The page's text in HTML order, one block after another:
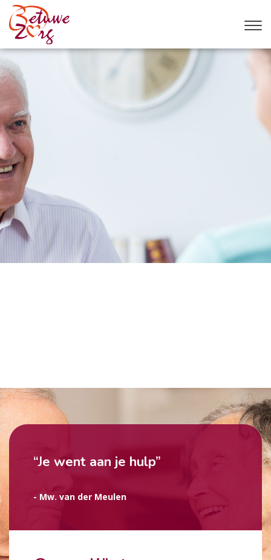
“Je went aan je hulp”
- Mw. van der Meulen